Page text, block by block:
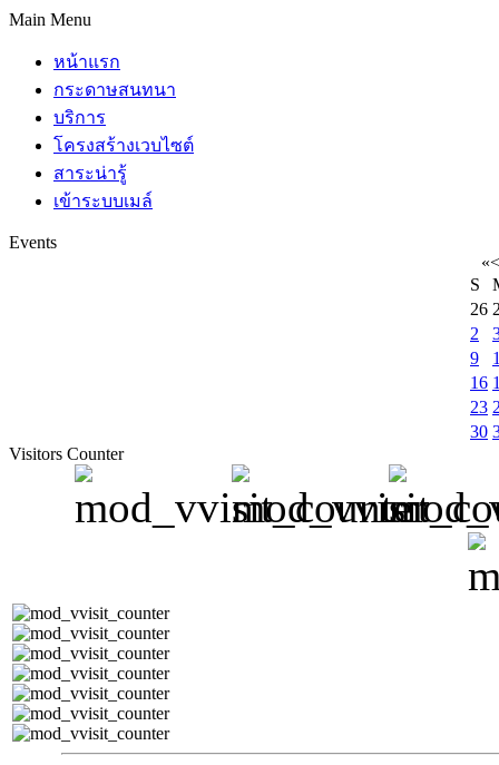
Main Menu
หน้าแรก
กระดาษสนทนา
บริการ
โครงสร้างเวบไซต์
สาระน่ารู้
เข้าระบบเมล์
Events
«<
S
26
2
9
16
23
30
Visitors Counter